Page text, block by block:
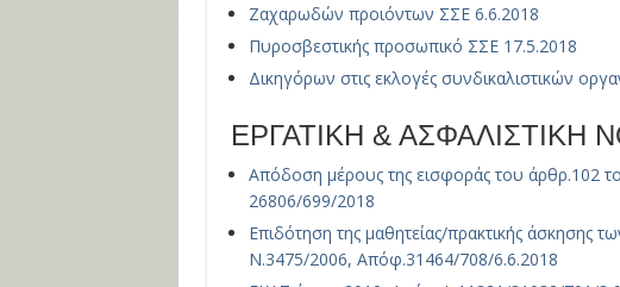
Ζαχαρωδών προιόντων ΣΣΕ 6.6.2018
Πυροσβεστικής προσωπικό ΣΣΕ 17.5.2018
Δικηγόρων στις εκλογές συνδικαλιστικών
ΕΡΓΑΤΙΚΗ & ΑΣΦΑΛΙΣΤΙΚΗ
Απόδοση μέρους της εισφοράς του άρθρ.102
26806/699/2018
Επιδότηση της μαθητείας/πρακτικής άσκησης
Ν.3475/2006, Απόφ.31464/708/6.6.2018